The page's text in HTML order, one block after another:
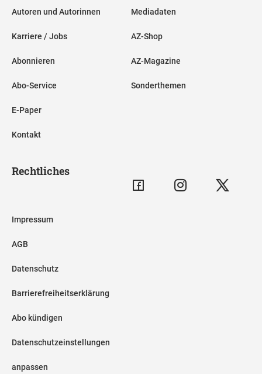
Autoren und Autorinnen
Karriere / Jobs
Abonnieren
Abo-Service
E-Paper
Kontakt
Mediadaten
AZ-Shop
AZ-Magazine
Sonderthemen
Rechtliches
Impressum
AGB
Datenschutz
Barrierefreiheitserklärung
Abo kündigen
Datenschutzeinstellungen
anpassen